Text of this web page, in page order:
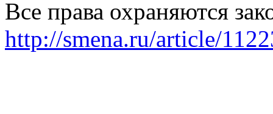
Все права охраняются
http://smena.ru/article/